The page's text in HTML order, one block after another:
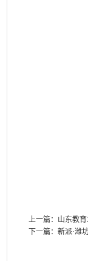
上一篇： 山东教
下一篇： 新派·潍